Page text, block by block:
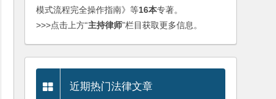
模式流程完全操作指南》等16本专著。
>>>点击上方“主持律师”栏目获取更多信息。
近期热门法律文章